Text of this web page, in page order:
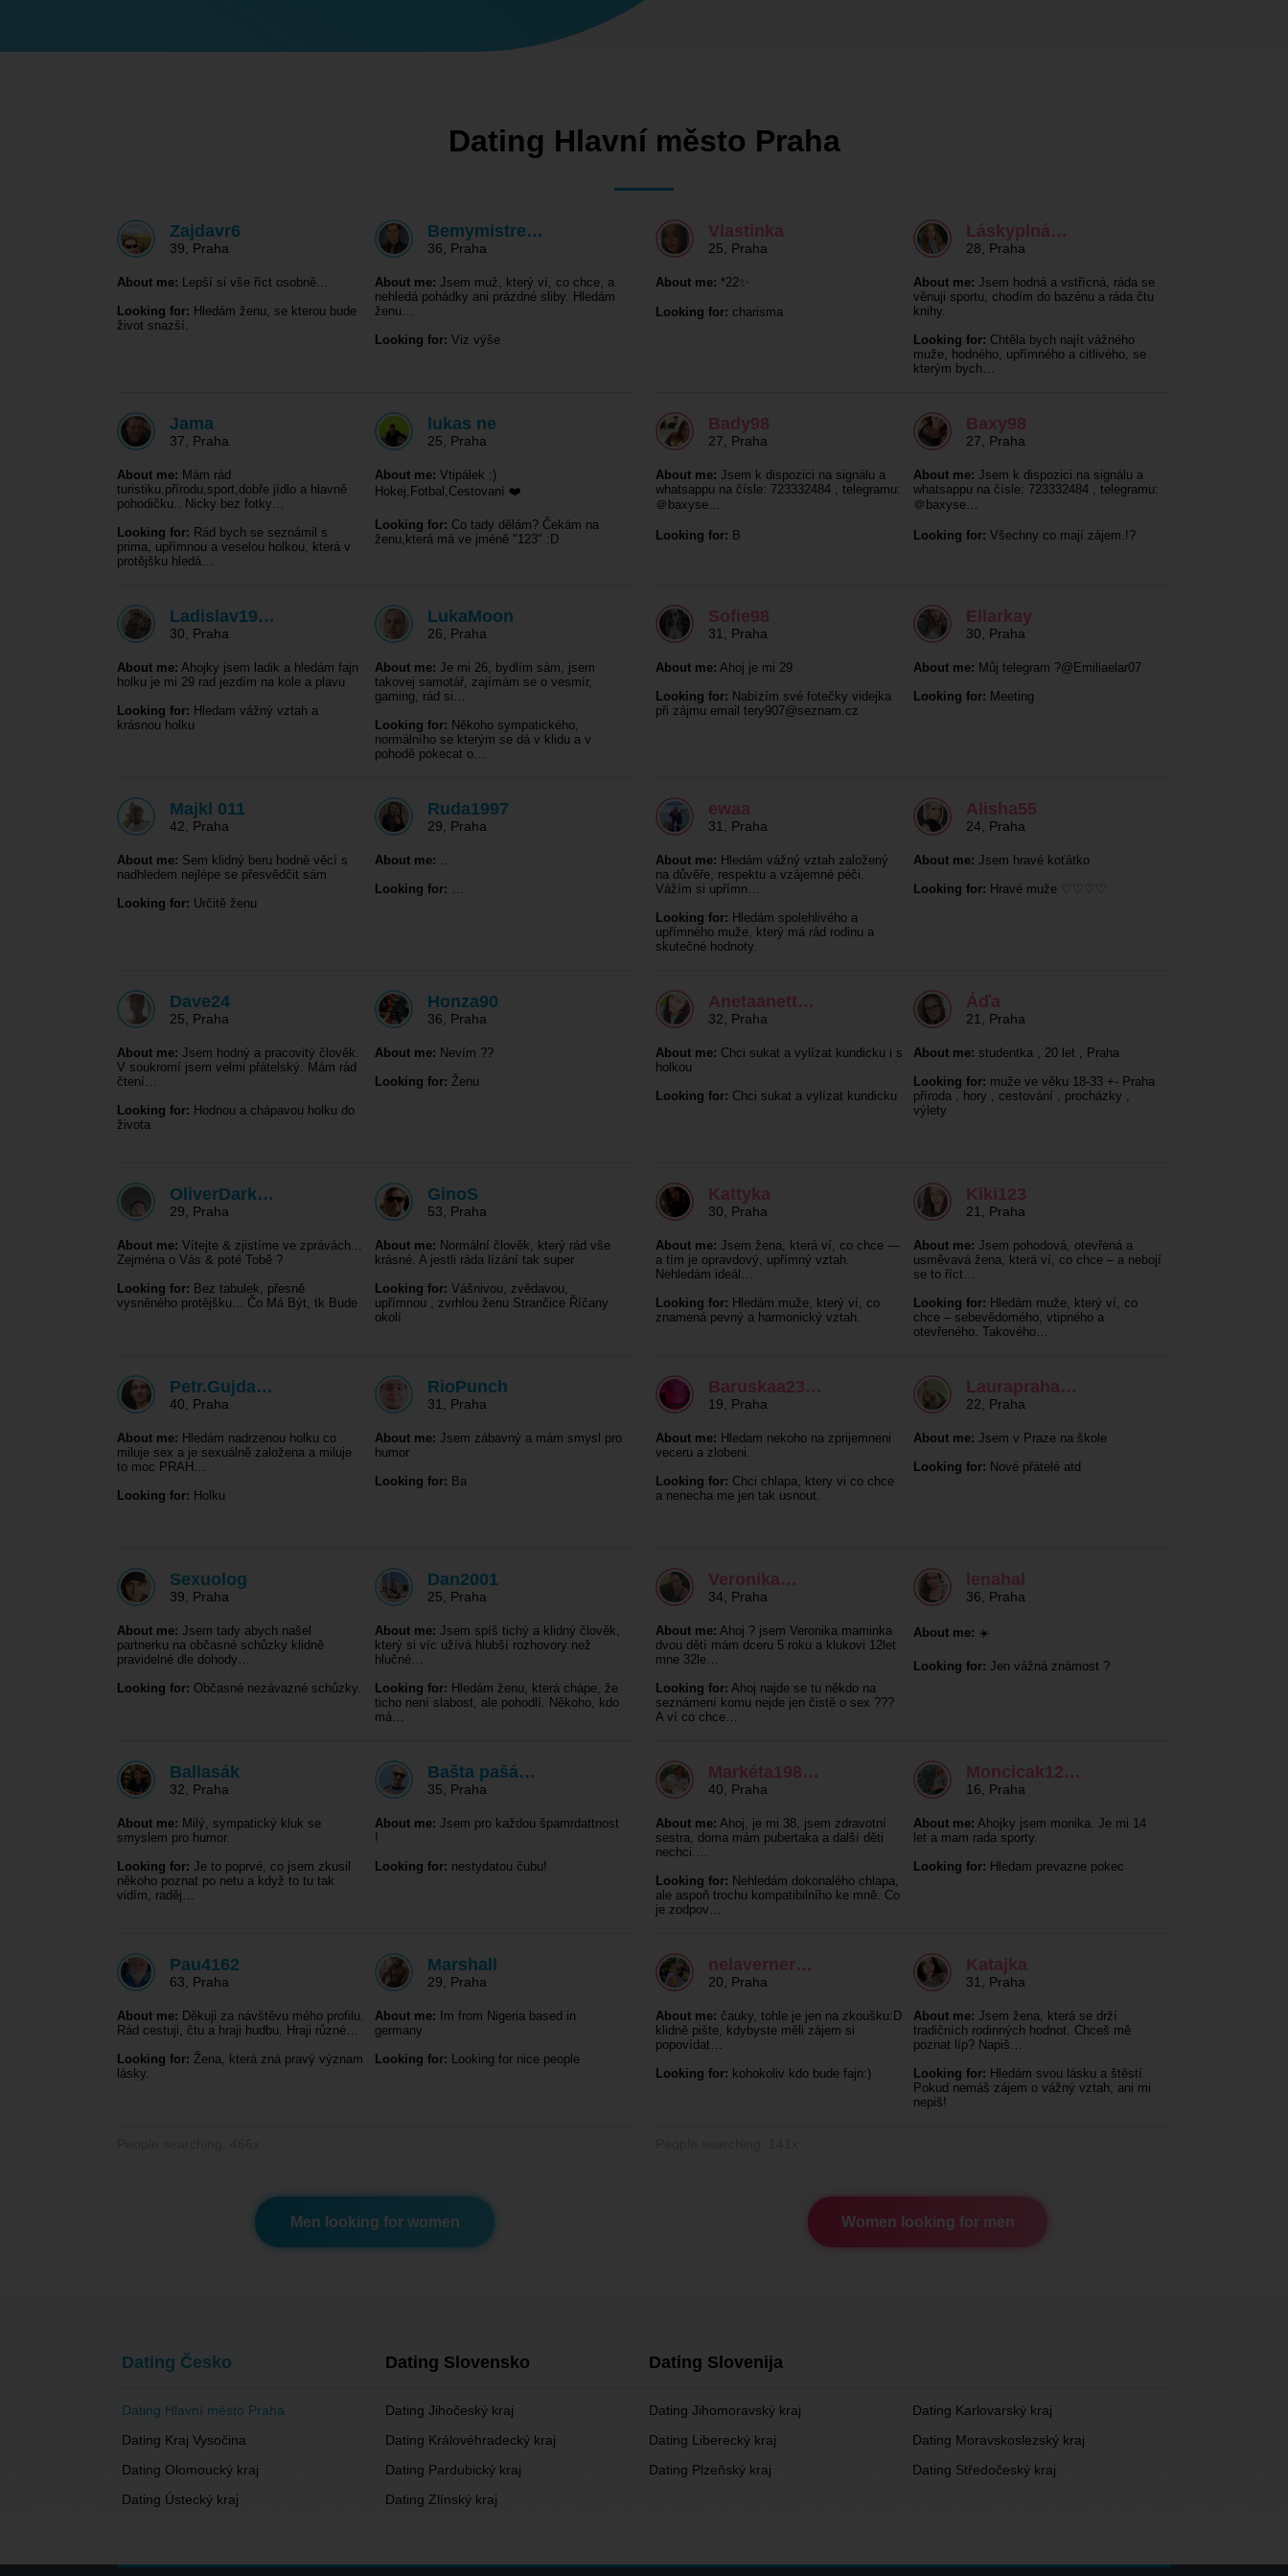
Dating Hlavní město Praha
Zajdavr6
39 Praha
About me: Lepší si vše říct osobně...
Looking for: Hledám ženu, se kterou bude
život snazší.
Bemymistre…
36 Praha
About me: Jsem muž, který ví, co chce, a
nehledá pohádky ani prázdné sliby. Hledám
ženu…
Looking for: Viz výše
Jama
37 Praha
About me: Mám rád
turistiku,přírodu,sport,dobře jídlo a hlavně
pohodičku.. Nicky bez fotky…
Looking for: Rád bych se seznámil s
prima, upřímnou a veselou holkou, která v
protějšku hledá…
lukas ne
25 Praha
About me: Vtipálek :)
Hokej,Fotbal,Cestovaní ❤️
Looking for: Co tady dělám? Čekám na
ženu,která má ve jméně "123" :D
Ladislav19…
30 Praha
About me: Ahojky jsem ladik a hledám fajn
holku je mi 29 rad jezdím na kole a plavu
Looking for: Hledam vážný vztah a
krásnou holku
LukaMoon
26 Praha
About me: Je mi 26, bydlím sám, jsem
takovej samotář, zajímám se o vesmír,
gaming, rád si…
Looking for: Někoho sympatického,
normálního se kterým se dá v klidu a v
pohodě pokecat o…
Majkl 011
42 Praha
About me: Sem klidný beru hodně věcí s
nadhledem nejlépe se přesvědčit sám
Looking for: Určitě ženu
Ruda1997
29 Praha
About me: …
Looking for: …
Dave24
25 Praha
About me: Jsem hodný a pracovitý člověk.
V soukromí jsem velmi přátelský. Mám rád
čtení…
Looking for: Hodnou a chápavou holku do
života
Honza90
36 Praha
About me: Nevím ??
Looking for: Ženu
OliverDark…
29 Praha
About me: Vítejte & zjistíme ve zprávách...
Zejména o Vás & poté Tobě ?
Looking for: Bez tabulek, přesně
vysněného protějšku... Čo Má Být, tk Bude
GinoS
53 Praha
About me: Normální člověk, který rád vše
krásné. A jestli ráda lízání tak super
Looking for: Vášnivou, zvědavou,
upřímnou , zvrhlou ženu Strančice Říčany
okolí
Petr.Gujda…
40 Praha
About me: Hledám nadrzenou holku co
miluje sex a je sexuálně založena a miluje
to moc PRAH…
Looking for: Holku
RioPunch
31 Praha
About me: Jsem zábavný a mám smysl pro
humor
Looking for: Ba
Sexuolog
39 Praha
About me: Jsem tady abych našel
partnerku na občasné schůzky klidně
pravidelné dle dohody…
Looking for: Občasné nezávazné schůzky.
Dan2001
25 Praha
About me: Jsem spíš tichý a klidný člověk,
který si víc užívá hlubší rozhovory než
hlučné…
Looking for: Hledám ženu, která chápe, že
ticho není slabost, ale pohodlí. Někoho, kdo
má…
Ballasák
32 Praha
About me: Milý, sympatický kluk se
smyslem pro humor.
Looking for: Je to poprvé, co jsem zkusil
někoho poznat po netu a když to tu tak
vidím, raděj…
Bašta pašá…
35 Praha
About me: Jsem pro každou špamrdattnost
!
Looking for: nestydatou čubu!
Pau4162
63 Praha
About me: Děkuji za návštěvu mého profilu.
Rád cestuji, čtu a hraji hudbu. Hraji různé…
Looking for: Žena, která zná pravý význam
lásky.
Marshall
29 Praha
About me: Im from Nigeria based in
germany
Looking for: Looking for nice people
Men looking for women
Vlastinka
25 Praha
About me: *22✨
Looking for: charisma
Láskyplná…
28 Praha
About me: Jsem hodná a vstřícná, ráda se
věnuji sportu, chodím do bazénu a ráda čtu
knihy.
Looking for: Chtěla bych najít vážného
muže, hodného, upřímného a citlivého, se
kterým bych…
Bady98
27 Praha
About me: Jsem k dispozici na signálu a
whatsappu na čísle: 723332484 , telegramu:
＠baxyse…
Looking for: B
Baxy98
27 Praha
About me: Jsem k dispozici na signálu a
whatsappu na čísle: 723332484 , telegramu:
＠baxyse…
Looking for: Všechny co mají zájem.!?
Sofie98
31 Praha
About me: Ahoj je mi 29
Looking for: Nabízím své fotečky videjka
při zájmu email tery907@seznam.cz
Ellarkay
30 Praha
About me: Můj telegram ?@Emiliaelar07
Looking for: Meeting
ewaa
31 Praha
About me: Hledám vážný vztah založený
na důvěře, respektu a vzájemné péči.
Vážím si upřímn…
Looking for: Hledám spolehlivého a
upřímného muže, který má rád rodinu a
skutečné hodnoty.
Alisha55
24 Praha
About me: Jsem hravé koťátko
Looking for: Hravé muže ♡♡♡♡
Anetaanett…
32 Praha
About me: Chci sukat a vylízat kundicku i s
holkou
Looking for: Chci sukat a vylízat kundicku
Áďa
21 Praha
About me: studentka , 20 let , Praha
Looking for: muže ve věku 18-33 +- Praha
příroda , hory , cestování , procházky ,
výlety
Kattyka
30 Praha
About me: Jsem žena, která ví, co chce —
a tím je opravdový, upřímný vztah.
Nehledám ideál…
Looking for: Hledám muže, který ví, co
znamená pevný a harmonický vztah.
Kiki123
21 Praha
About me: Jsem pohodová, otevřená a
usměvavá žena, která ví, co chce – a nebojí
se to říct…
Looking for: Hledám muže, který ví, co
chce – sebevědomého, vtipného a
otevřeného. Takového…
Baruskaa23…
19 Praha
About me: Hledam nekoho na zprijemneni
veceru a zlobeni.
Looking for: Chci chlapa, ktery vi co chce
a nenecha me jen tak usnout.
Laurapraha…
22 Praha
About me: Jsem v Praze na škole
Looking for: Nové přátelé atd
Veronika…
34 Praha
About me: Ahoj ? jsem Veronika maminka
dvou dětí mám dceru 5 roku a klukovi 12let
mne 32le…
Looking for: Ahoj najde se tu někdo na
seznámení komu nejde jen čistě o sex ???
A ví co chce…
lenahal
36 Praha
About me: ☀️
Looking for: Jen vážná známost ?
Markéta198…
40 Praha
About me: Ahoj, je mi 38, jsem zdravotní
sestra, doma mám pubertaka a další děti
nechci.…
Looking for: Nehledám dokonalého chlapa,
ale aspoň trochu kompatibilního ke mně. Co
je zodpov…
Moncicak12…
16 Praha
About me: Ahojky jsem monika. Je mi 14
let a mam rada sporty.
Looking for: Hledam prevazne pokec
nelaverner…
20 Praha
About me: čauky, tohle je jen na zkoušku:D
klidně pište, kdybyste měli zájem si
popovídat…
Looking for: kohokoliv kdo bude fajn:)
Katajka
31 Praha
About me: Jsem žena, která se drží
tradičních rodinných hodnot. Chceš mě
poznat líp? Napiš…
Looking for: Hledám svou lásku a štěstí.
Pokud nemáš zájem o vážný vztah, ani mi
nepiš!
Women looking for men
Dating Česko Dating Slovensko Dating Slovenija
Dating Hlavní město Praha Dating Jihočeský kraj Dating Jihomoravský kraj
Dating Karlovarský kraj
Dating Kraj Vysočina
Dating Královéhradecký kraj Dating Liberecký kraj
Dating Moravskoslezský kraj
Dating Olomoucký kraj
Dating Pardubický kraj Dating Plzeňský kraj
Dating Středočeský kraj
Dating Ústecký kraj
Dating Zlínský kraj